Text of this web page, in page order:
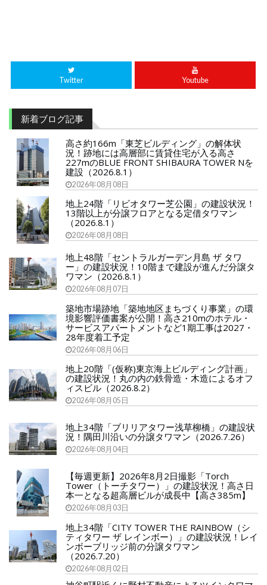
Twitter Youtube
新着ブログ記事
高さ約166m「東芝ビルディング」の解体状
況！跡地には高層部に賃貸住宅が入る高さ
227mのBLUE FRONT SHIBAURA TOWER Nを
建設（2026.8.1）
2026年08月08日
地上24階「リビオタワー芝公園」の建設状況！
13階以上が分譲フロアとなる定借タワマン
（2026.8.1）
2026年08月08日
地上48階「セントラルガーデン月島 ザ タワ
ー」の建設状況！10階まで建設が進んだ分譲タ
ワマン（2026.8.1）
2026年08月07日
築地市場跡地「築地地区まちづくり事業」の環
境影響評価書案が公開！高さ210mのホテル・
サービスアパートメントなど1期工事は2027・
28年度着工予定
2026年08月06日
地上20階「(仮称)東京海上ビルディング計画」
の建設状況！丸の内の鉄骨造・木造によるオフ
ィスビル（2026.8.2）
2026年08月05日
地上34階「ブリリアタワー浅草柳橋」の建設状
況！隅田川沿いの分譲タワマン（2026.7.26）
2026年08月04日
【毎週更新】2026年8月2日撮影「Torch
Tower（トーチタワー）」の建設状況！高さ日
本一となる超高層ビルが成長中【高さ385m】
2026年08月03日
地上34階「CITY TOWER THE RAINBOW（シ
ティタワー ザ レインボー）」の建設状況！レイ
ンボーブリッジ前の分譲タワマン
（2026.7.20）
2026年08月02日